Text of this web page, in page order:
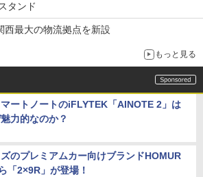
タンド
西最大の物流拠点を新設
もっと見る
ートノートのiFLYTEK「AINOTE 2」は
力的なのか？
のプレミアムカー向けブランドHOMUR
「2×9R」が登場！